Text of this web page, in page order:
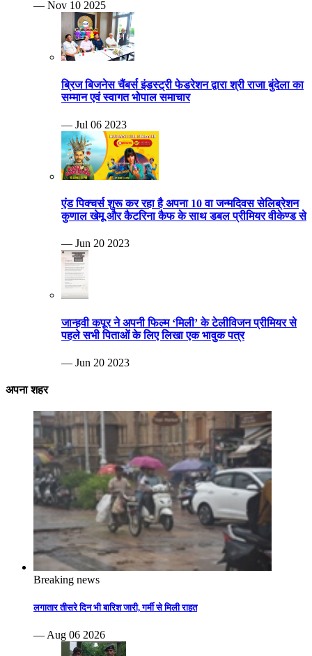
— Nov 10 2025
ब्रिज बिजनेस चैंबर्स इंडस्ट्री फेडरेशन द्वारा श्री राजा बुंदेला का
सम्मान एवं स्वागत भोपाल समाचार
— Jul 06 2023
एंड पिक्चर्स शुरू कर रहा है अपना 10 वा जन्मदिवस सेलिब्रेशन
कुणाल खेमू और कैटरिना कैफ के साथ डबल प्रीमियर वीकेण्ड से
— Jun 20 2023
जान्हवी कपूर ने अपनी फिल्म ‘मिली’ के टेलीविजन प्रीमियर से
पहले सभी पिताओं के लिए लिखा एक भावुक पत्र
— Jun 20 2023
अपना शहर
Breaking news
लगातार तीसरे दिन भी बारिश जारी, गर्मी से मिली राहत
— Aug 06 2026